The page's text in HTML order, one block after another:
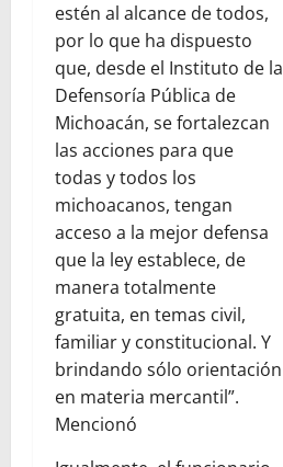
estén al alcance de todos,
por lo que ha dispuesto
que, desde el Instituto de la
Defensoría Pública de
Michoacán, se fortalezcan
las acciones para que
todas y todos los
michoacanos, tengan
acceso a la mejor defensa
que la ley establece, de
manera totalmente
gratuita, en temas civil,
familiar y constitucional. Y
brindando sólo orientación
en materia mercantil”.
Mencionó